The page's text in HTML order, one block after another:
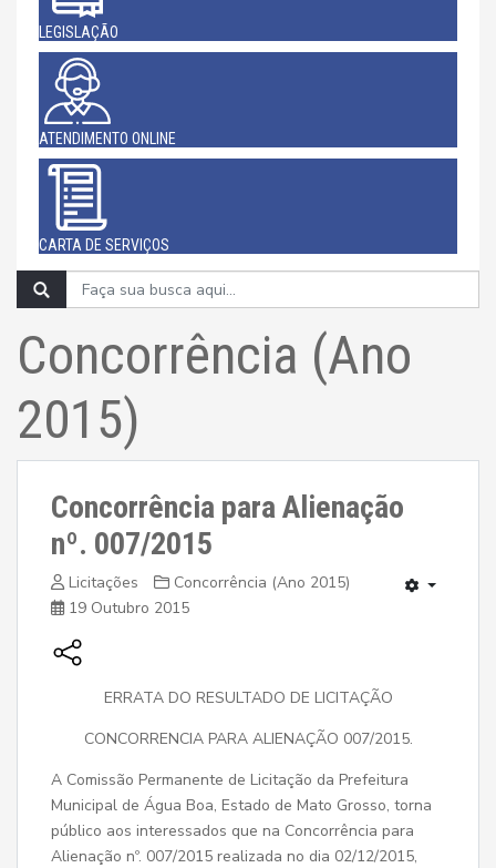
LEGISLAÇÃO
ATENDIMENTO ONLINE
CARTA DE SERVIÇOS
Concorrência (Ano
2015)
Concorrência para Alienação
nº. 007/2015
Licitações
Concorrência (Ano 2015)
19 Outubro 2015
ERRATA DO RESULTADO DE LICITAÇÃO
CONCORRENCIA PARA ALIENAÇÃO 007/2015.
A Comissão Permanente de Licitação da Prefeitura
Municipal de Água Boa, Estado de Mato Grosso, torna
público aos interessados que na Concorrência para
Alienação nº. 007/2015 realizada no dia 02/12/2015,